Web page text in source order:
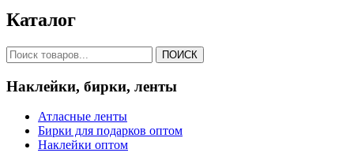
Каталог
ПОИСК
Наклейки, бирки, ленты
Атласные ленты
Бирки для подарков оптом
Наклейки оптом